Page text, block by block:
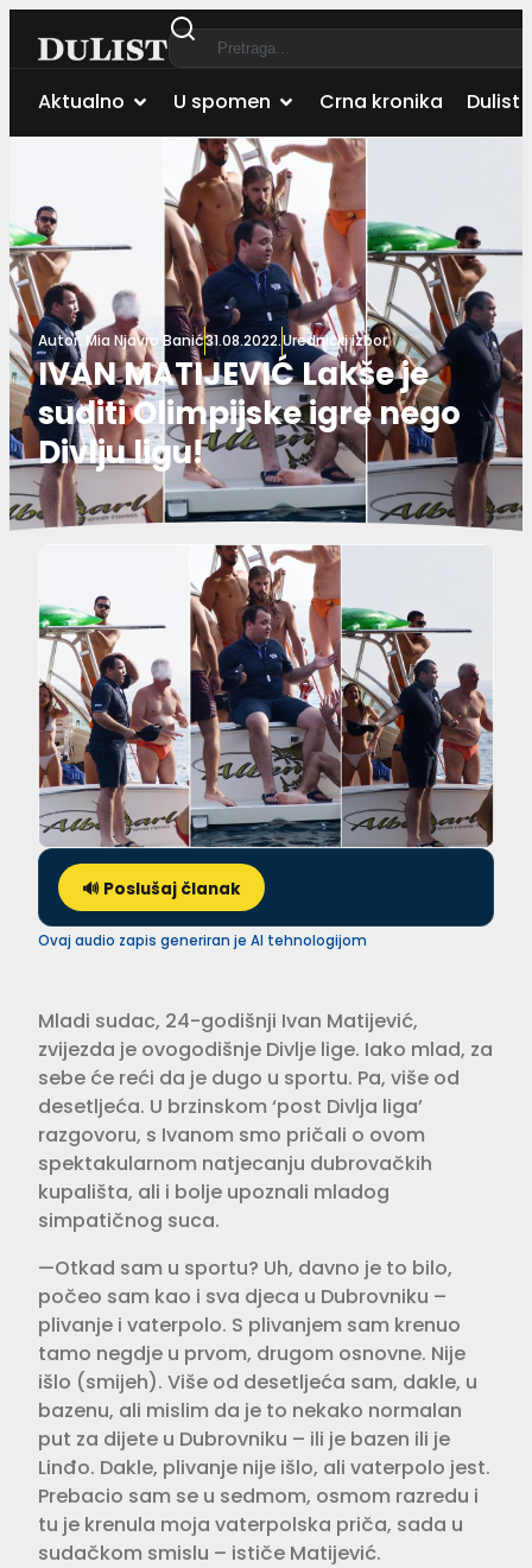
Aktualno U spomen Crna kronika Dulist
Autor: Mia Njavro Banić31.08.2022.Urednički izbor
IVAN MATIJEVIĆ Lakše je
suditi Olimpijske igre nego
Divlju ligu!
🔊 Poslušaj članak
Ovaj audio zapis generiran je AI tehnologijom
Mladi sudac, 24-godišnji Ivan Matijević,
zvijezda je ovogodišnje Divlje lige. Iako mlad, za
sebe će reći da je dugo u sportu. Pa, više od
desetljeća. U brzinskom ‘post Divlja liga’
razgovoru, s Ivanom smo pričali o ovom
spektakularnom natjecanju dubrovačkih
kupališta, ali i bolje upoznali mladog
simpatičnog suca.
—Otkad sam u sportu? Uh, davno je to bilo,
počeo sam kao i sva djeca u Dubrovniku –
plivanje i vaterpolo. S plivanjem sam krenuo
tamo negdje u prvom, drugom osnovne. Nije
išlo (smijeh). Više od desetljeća sam, dakle, u
bazenu, ali mislim da je to nekako normalan
put za dijete u Dubrovniku – ili je bazen ili je
Linđo. Dakle, plivanje nije išlo, ali vaterpolo jest.
Prebacio sam se u sedmom, osmom razredu i
tu je krenula moja vaterpolska priča, sada u
sudačkom smislu – ističe Matijević.